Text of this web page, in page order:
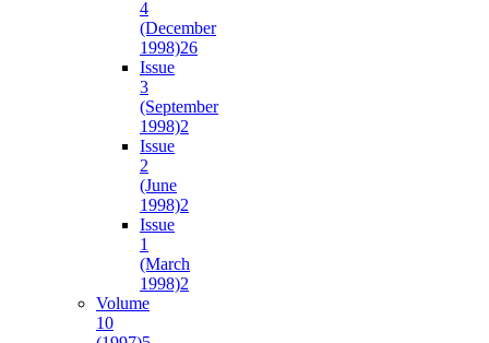
4
(December
1998)26
Issue
3
(September
1998)2
Issue
2
(June
1998)2
Issue
1
(March
1998)2
Volume
10